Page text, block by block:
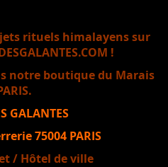
rituels himalayens sur
!
notre boutique du Marais
GALANTES
75004 PARIS
/ Hôtel de ville